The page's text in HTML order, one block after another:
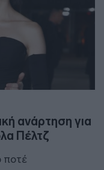
ανάρτηση για
Πέλτζ
ποτέ